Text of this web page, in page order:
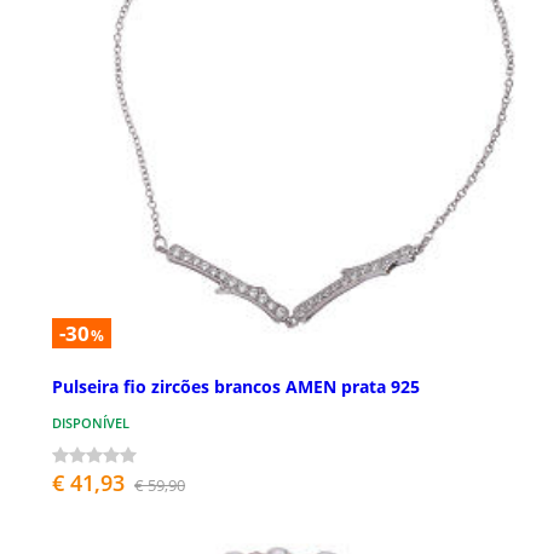
-30%
Pulseira fio zircões brancos AMEN prata 925
DISPONÍVEL
€ 41,93 € 59,90